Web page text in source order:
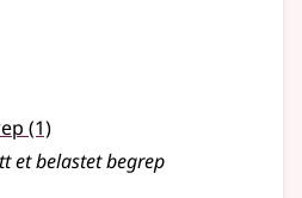
(1)
et belastet begrep